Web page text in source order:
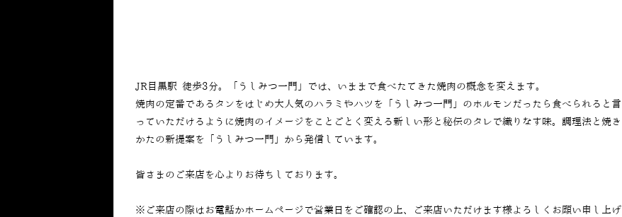
JR目黒駅 徒歩3分。「うしみつ一門」では、いままで食べたてきた焼肉の概念を変えます。
焼肉の定番であるタンをはじめ大人気のハラミやハツを「うしみつ一門」のホルモンだったら食べられると言
っていただけるように焼肉のイメージをことごとく変える新しい形と秘伝のタレで織りなす味。調理法と焼き
かたの新提案を「うしみつ一門」から発信しています。
皆さまのご来店を心よりお待ちしております。
※ご来店の際はお電話かホームページで営業日をご確認の上、ご来店いただけます様よろしくお願い申し上げ